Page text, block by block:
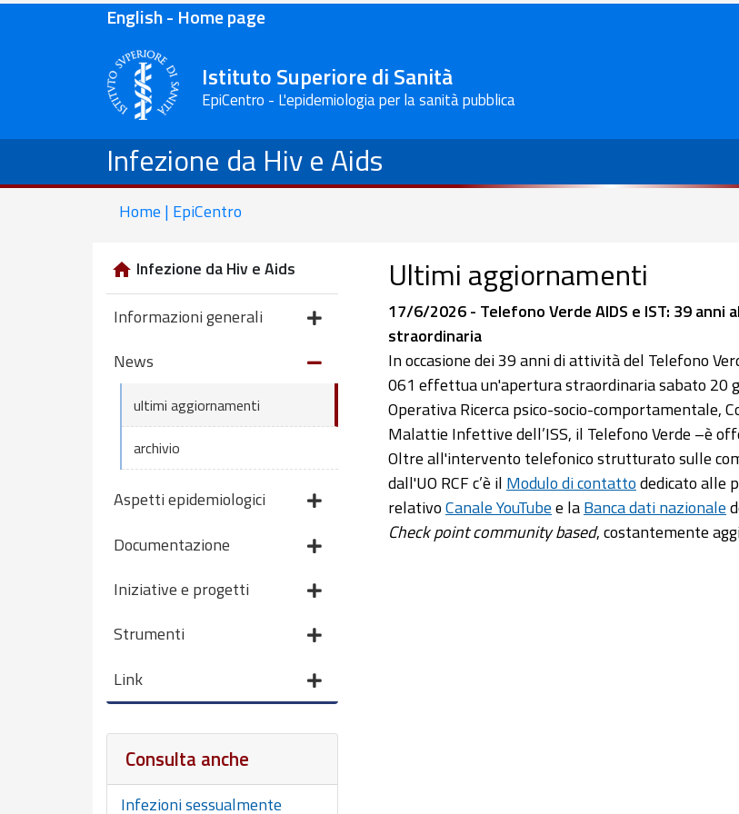
English - Home page
Istituto Superiore di Sanità
EpiCentro - L'epidemiologia per la sanità pubblica
Infezione da Hiv e Aids
Home | EpiCentro
Infezione da Hiv e Aids
Informazioni generali
News
ultimi aggiornamenti
archivio
Aspetti epidemiologici
Documentazione
Iniziative e progetti
Strumenti
Link
Consulta anche
Infezioni sessualmente
Ultimi aggiornamenti
17/6/2026 - Telefono Verde AIDS e IST: 39
straordinaria
In occasione dei 39 anni di attività del Telefono
061 effettua un'apertura straordinaria sabato 20
Operativa Ricerca psico-socio-comportamentale,
Malattie Infettive dell’ISS, il Telefono Verde –è
Oltre all'intervento telefonico strutturato sulle
dall'UO RCF c’è il Modulo di contattodedicato alle
relativoCanale YouTubee laBanca dati nazionale
Check point community based, costantemente